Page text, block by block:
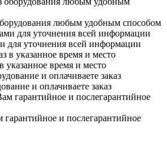
любым удобным способом
для уточнения всей информации
указанное время и место
и оплачиваете заказ
и послегарантийное